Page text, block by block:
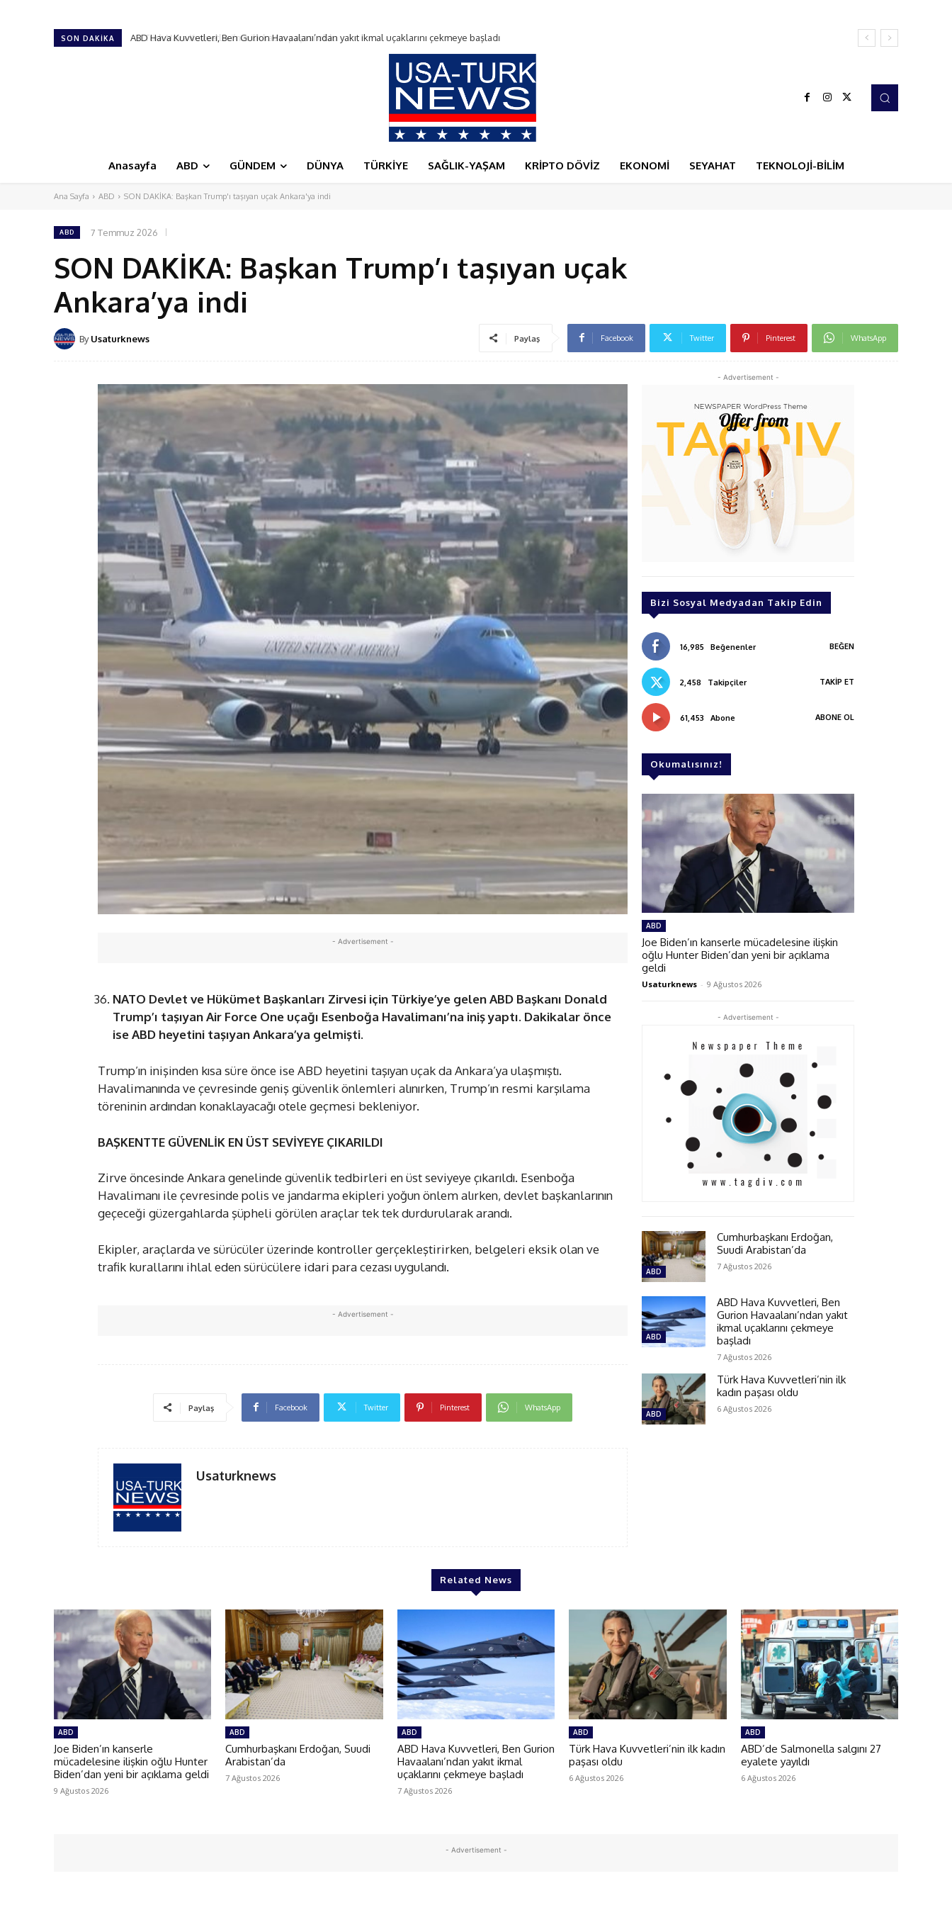
SON DAKIKA Türk Hava Kuvvetleri’nin ilk kadın paşası oldu
Anasayfa ABD GÜNDEM DÜNYA TÜRKİYE SAĞLIK-YAŞAM KRİPTO DÖVİZ EKONOMİ SEYAHAT TEKNOLOJİ-BİLİM
Ana Sayfa ABD SON DAKİKA: Başkan Trump'ı taşıyan uçak Ankara'ya indi
ABD 7 Temmuz 2026
SON DAKİKA: Başkan Trump’ı taşıyan uçak
Ankara’ya indi
By Usaturknews Paylaş Facebook Twitter Pinterest WhatsApp
- Advertisement -
NATO Devlet ve Hükümet Başkanları Zirvesi için Türkiye’ye gelen ABD Başkanı Donald
Trump’ı taşıyan Air Force One uçağı Esenboğa Havalimanı’na iniş yaptı. Dakikalar önce
ise ABD heyetini taşıyan Ankara’ya gelmişti.
Trump’ın inişinden kısa süre önce ise ABD heyetini taşıyan uçak da Ankara’ya ulaşmıştı.
Havalimanında ve çevresinde geniş güvenlik önlemleri alınırken, Trump’ın resmi karşılama
töreninin ardından konaklayacağı otele geçmesi bekleniyor.
BAŞKENTTE GÜVENLİK EN ÜST SEVİYEYE ÇIKARILDI
Zirve öncesinde Ankara genelinde güvenlik tedbirleri en üst seviyeye çıkarıldı. Esenboğa
Havalimanı ile çevresinde polis ve jandarma ekipleri yoğun önlem alırken, devlet başkanlarının
geçeceği güzergahlarda şüpheli görülen araçlar tek tek durdurularak arandı.
Ekipler, araçlarda ve sürücüler üzerinde kontroller gerçekleştirirken, belgeleri eksik olan ve
trafik kurallarını ihlal eden sürücülere idari para cezası uygulandı.
- Advertisement -
Paylaş Facebook Twitter Pinterest WhatsApp
Usaturknews
- Advertisement -
Bizi Sosyal Medyadan Takip Edin
16,985 Beğenenler BEĞEN
2,458 Takipçiler TAKIP ET
61,453 Abone ABONE OL
Okumalısınız!
ABD
Joe Biden’ın kanserle mücadelesine ilişkin
oğlu Hunter Biden’dan yeni bir açıklama
geldi
Usaturknews - 9 Ağustos 2026
- Advertisement -
ABD
Cumhurbaşkanı Erdoğan,
Suudi Arabistan’da
7 Ağustos 2026
ABD
ABD Hava Kuvvetleri, Ben
Gurion Havaalanı’ndan yakıt
ikmal uçaklarını çekmeye
başladı
7 Ağustos 2026
ABD
Türk Hava Kuvvetleri’nin ilk
kadın paşası oldu
6 Ağustos 2026
Related News
ABD
Joe Biden’ın kanserle
mücadelesine ilişkin oğlu Hunter
Biden’dan yeni bir açıklama geldi
9 Ağustos 2026
ABD
Cumhurbaşkanı Erdoğan, Suudi
Arabistan’da
7 Ağustos 2026
ABD
ABD Hava Kuvvetleri, Ben Gurion
Havaalanı’ndan yakıt ikmal
uçaklarını çekmeye başladı
7 Ağustos 2026
ABD
Türk Hava Kuvvetleri’nin ilk kadın
paşası oldu
6 Ağustos 2026
ABD
ABD’de Salmonella salgını 27
eyalete yayıldı
6 Ağustos 2026
- Advertisement -